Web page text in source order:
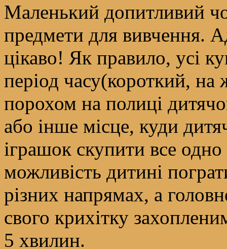
Маленький допитливий
предмети для вивчення.
цікаво! Як правило, усі
період часу(короткий,
порохом на полиці
або інше місце, куди
іграшок скупити все
можливість дитині
різних напрямах, а
свого крихітку
5 хвилин.